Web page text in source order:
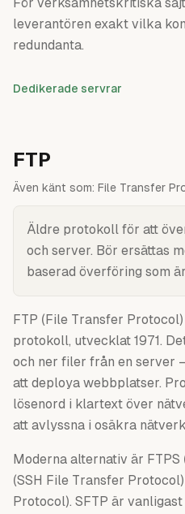
leverantören exakt vilka
redundanta.
Dedikerade servrar
FTP
Även känt som: File Transfer
Äldre protokoll för att
och server. Bör ersättas
baserad överföring som
FTP (File Transfer
protokoll, utvecklat 1971.
och ner filer från en server
att deploya webbplatser.
lösenord i klartext över
att avlyssna i osäkra
Moderna alternativ är FTPS
(SSH File Transfer
Protocol). SFTP är